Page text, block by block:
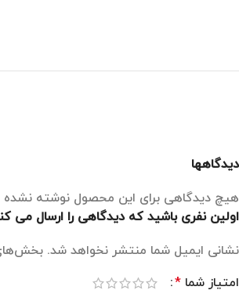
دیدگاهها
هیچ دیدگاهی برای این محصول نوشته
اولین نفری باشید که دیدگاهی را ارسال می کنید برای “پیچ
نشانی ایمیل شما منتشر نخواهد شد. بخش‌های
امتیاز شما *